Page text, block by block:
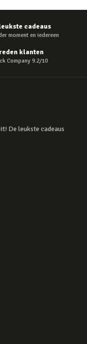
cadeaus
moment en iedereen
klanten
Company 9.2/10
De leukste cadeaus